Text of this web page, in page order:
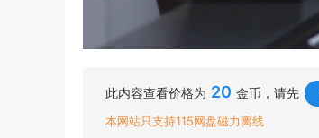
此内容查看价格为 20 金币，请先
本网站只支持115网盘磁力离线